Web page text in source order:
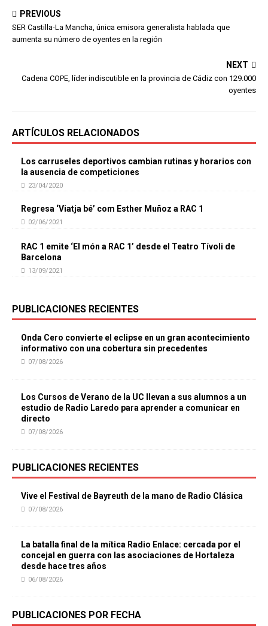
PREVIOUS
SER Castilla-La Mancha, única emisora generalista hablada que
aumenta su número de oyentes en la región
NEXT
Cadena COPE, líder indiscutible en la provincia de Cádiz con 129.000
oyentes
ARTÍCULOS RELACIONADOS
Los carruseles deportivos cambian rutinas y horarios con
la ausencia de competiciones
23/04/2020
Regresa ‘Viatja bé’ com Esther Muñoz a RAC 1
02/06/2021
RAC 1 emite ‘El món a RAC 1’ desde el Teatro Tívoli de
Barcelona
13/09/2021
PUBLICACIONES RECIENTES
Onda Cero convierte el eclipse en un gran acontecimiento
informativo con una cobertura sin precedentes
07/08/2026
Los Cursos de Verano de la UC llevan a sus alumnos a un
estudio de Radio Laredo para aprender a comunicar en
directo
07/08/2026
PUBLICACIONES RECIENTES
Vive el Festival de Bayreuth de la mano de Radio Clásica
07/08/2026
La batalla final de la mítica Radio Enlace: cercada por el
concejal en guerra con las asociaciones de Hortaleza
desde hace tres años
06/08/2026
PUBLICACIONES POR FECHA